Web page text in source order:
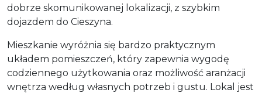
dobrze skomunikowanej lokalizacji, z szybkim
dojazdem do Cieszyna.
Mieszkanie wyróżnia się bardzo praktycznym
układem pomieszczeń, który zapewnia wygodę
codziennego użytkowania oraz możliwość aranżacji
wnętrza według własnych potrzeb i gustu. Lokal jest